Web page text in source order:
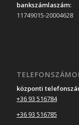
bankszámlaszám:
11749015-20004628
központi
+36 93 516784
+36 93 516785